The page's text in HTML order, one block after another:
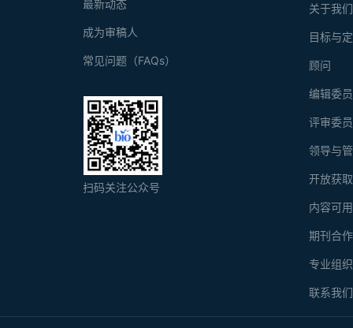
关于我们
目标与
顾问
编辑委
评审委
领导与
开放获
内容可
期刊合
专业组
联系我们
最新动态
成为审稿人
常见问题（FAQs）
扫码关注公众号